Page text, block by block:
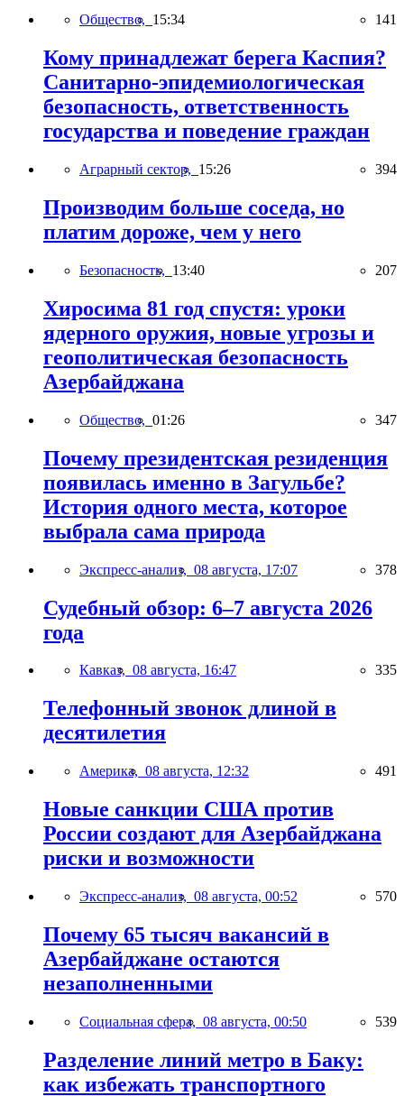
Общество, 15:34 141
Кому принадлежат берега Каспия?
Санитарно-эпидемиологическая
безопасность, ответственность
государства и поведение граждан
Аграрный сектор, 15:26 394
Производим больше соседа, но
платим дороже, чем у него
Безопасность, 13:40 207
Хиросима 81 год спустя: уроки
ядерного оружия, новые угрозы и
геополитическая безопасность
Азербайджана
Общество, 01:26 347
Почему президентская резиденция
появилась именно в Загульбе?
История одного места, которое
выбрала сама природа
Экспресс-анализ, 08 августа, 17:07 378
Судебный обзор: 6–7 августа 2026
года
Кавказ, 08 августа, 16:47 335
Телефонный звонок длиной в
десятилетия
Америка, 08 августа, 12:32 491
Новые санкции США против
России создают для Азербайджана
риски и возможности
Экспресс-анализ, 08 августа, 00:52 570
Почему 65 тысяч вакансий в
Азербайджане остаются
незаполненными
Социальная сфера, 08 августа, 00:50 539
Разделение линий метро в Баку:
как избежать транспортного